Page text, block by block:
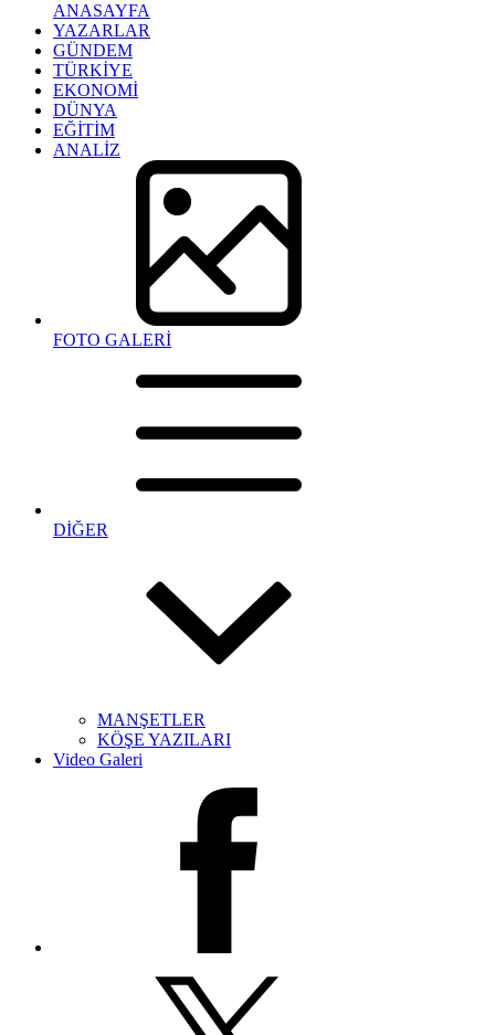
ANASAYFA
YAZARLAR
GÜNDEM
TÜRKİYE
EKONOMİ
DÜNYA
EĞİTİM
ANALİZ
FOTO GALERİ
DİĞER
MANŞETLER
KÖŞE YAZILARI
Video Galeri